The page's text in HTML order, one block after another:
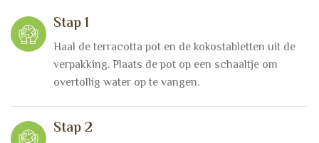
Stap 1
Haal de terracotta pot en de kokostabletten uit de
verpakking. Plaats de pot op een schaaltje om
overtollig water op te vangen.
Stap 2